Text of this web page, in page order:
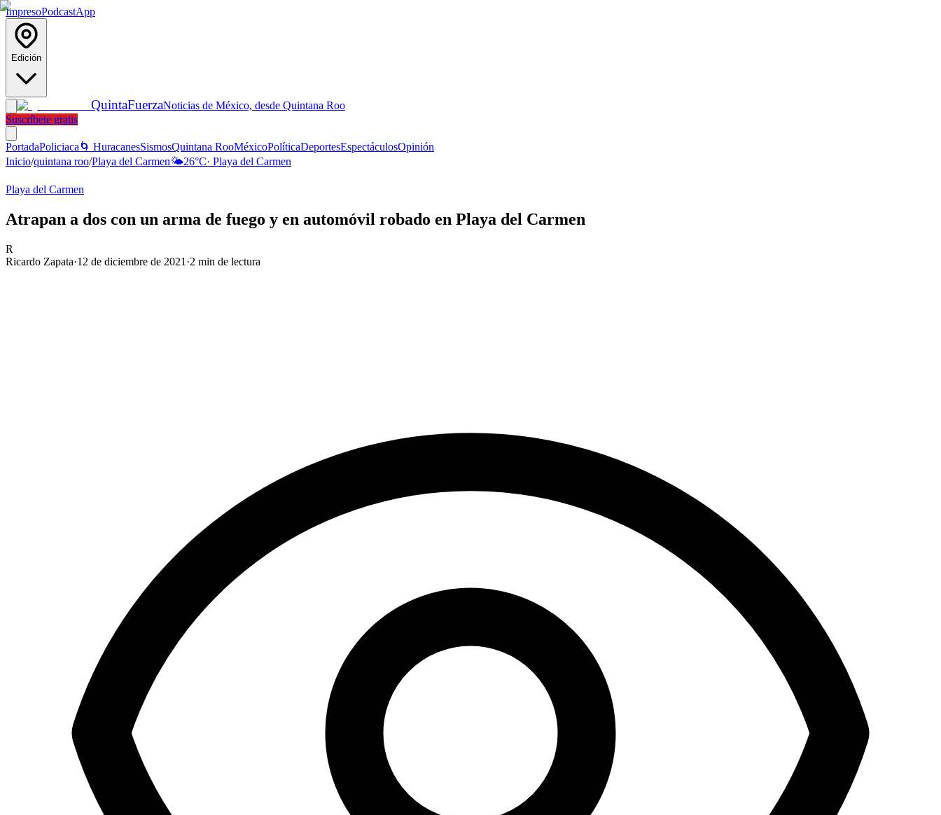
ImpresoPodcastApp
Edición
QuintaFuerzaNoticias de México, desde Quintana Roo
Suscríbete gratis
PortadaPoliciaca 🌀 HuracanesSismosQuintana RooMéxicoPolíticaDeportesEspectáculosOpinión
Inicio/quintana roo/Playa del Carmen🌤️26°C· Playa del Carmen
Playa del Carmen
Atrapan a dos con un arma de fuego y en automóvil robado en Playa del Carmen
R
Ricardo Zapata·12 de diciembre de 2021 ·2 min de lectura